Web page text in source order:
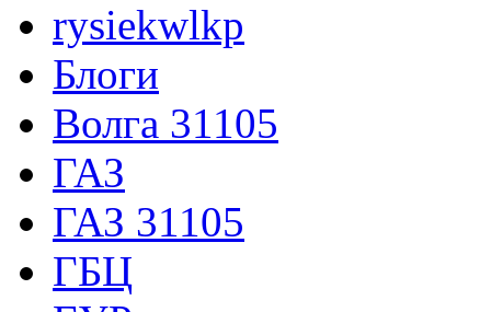
rysiekwlkp
Блоги
Волга 31105
ГАЗ
ГАЗ 31105
ГБЦ